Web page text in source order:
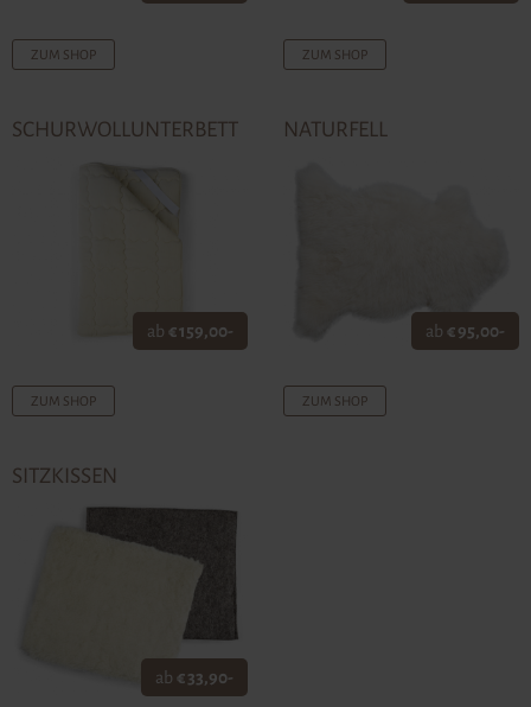
ZUM SHOP ZUM SHOP
SCHURWOLLUNTERBETT
ab € 159,00-
ZUM SHOP
NATURFELL
ab € 95,00-
ZUM SHOP
SITZKISSEN
ab € 33,90-